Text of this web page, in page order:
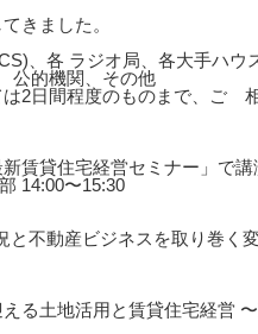
きました。
、各 ラジオ局、各大手ハ
公的機関、その他
2日間程度のものまで、ご゙
賃貸住宅経営セミナー」で講
14:00〜15:30
不動産ビジネスを取り巻く
る土地活用と賃貸住宅経営